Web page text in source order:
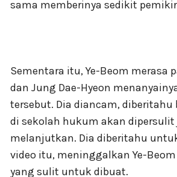
sama memberinya sedikit
Sementara itu, Ye-Beom merasa
dan Jung Dae-Hyeon
tersebut. Dia diancam, diberitahu
di sekolah hukum akan dipersulit
melanjutkan. Dia diberitahu
video itu, meninggalkan Ye-
yang sulit untuk dibuat.